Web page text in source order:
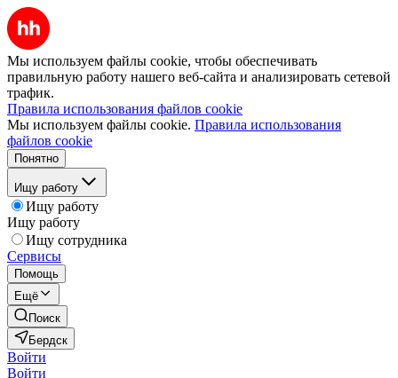
Мы используем файлы cookie, чтобы обеспечивать
правильную работу нашего веб-сайта и анализировать сетевой
трафик.
Правила использования файлов cookie
Мы используем файлы cookie. Правила использования
файлов cookie
Понятно
Ищу работу
Ищу работу
Ищу работу
Ищу сотрудника
Сервисы
Помощь
Ещё
Поиск
Бердск
Войти
Войти